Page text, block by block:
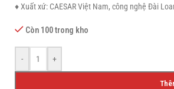
SHOP LAYOUTS
AJAX Shop
♦ Xuất xứ: CAESAR Việt Nam, công nghệ Đài
Còn 100 trong kho
- +